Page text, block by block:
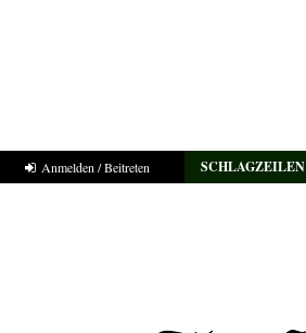
Anmelden / Beitreten SCHLAGZEILEN
moralische Schuld dem…